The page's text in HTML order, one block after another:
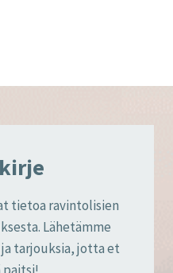
tietoa ravintolisien
Lähetämme
tarjouksia, jotta et